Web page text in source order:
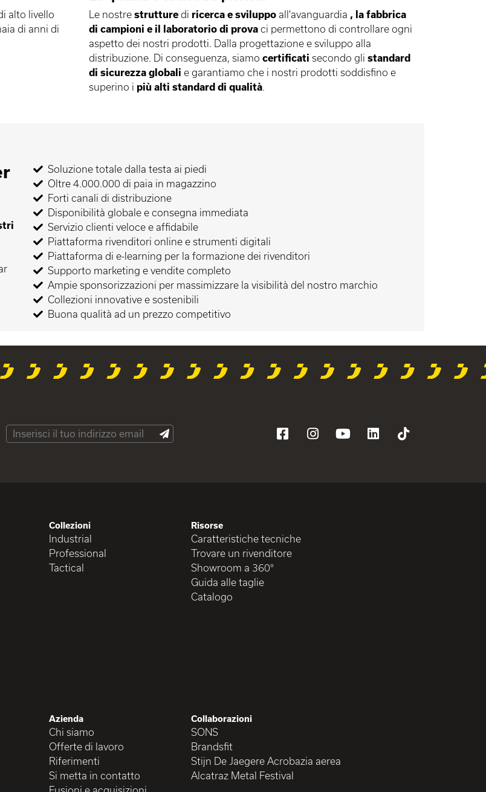
alto livello
di anni di
Le nostre strutture di ricerca e sviluppo all'avanguardia , la fabbrica
di campioni e il laboratorio di prova ci permettono di controllare ogni
aspetto dei nostri prodotti. Dalla progettazione e sviluppo alla
distribuzione. Di conseguenza, siamo certificati secondo gli standard
di sicurezza globali e garantiamo che i nostri prodotti soddisfino e
superino i più alti standard di qualità.
Soluzione totale dalla testa ai piedi
Oltre 4.000.000 di paia in magazzino
Forti canali di distribuzione
Disponibilità globale e consegna immediata
Servizio clienti veloce e affidabile
Piattaforma rivenditori online e strumenti digitali
Piattaforma di e-learning per la formazione dei rivenditori
Supporto marketing e vendite completo
Ampie sponsorizzazioni per massimizzare la visibilità del nostro marchio
Collezioni innovative e sostenibili
Buona qualità ad un prezzo competitivo
Collezioni
Industrial
Professional
Tactical
Risorse
Caratteristiche tecniche
Trovare un rivenditore
Showroom a 360°
Guida alle taglie
Catalogo
Azienda
Chi siamo
Offerte di lavoro
Riferimenti
Si metta in contatto
Collaborazioni
SONS
Brandsfit
Stijn De Jaegere Acrobazia aerea
Alcatraz Metal Festival